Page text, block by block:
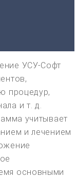
УСУ-Софт
процедур,
и т. д.
учитывает
и лечением
основными